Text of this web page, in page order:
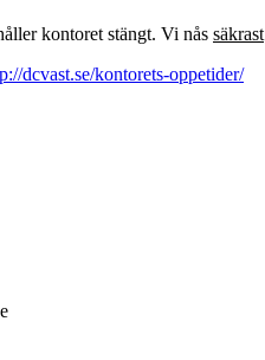
kontoret stängt. Vi nås säkrast
dcvast.se/kontorets-oppetider/